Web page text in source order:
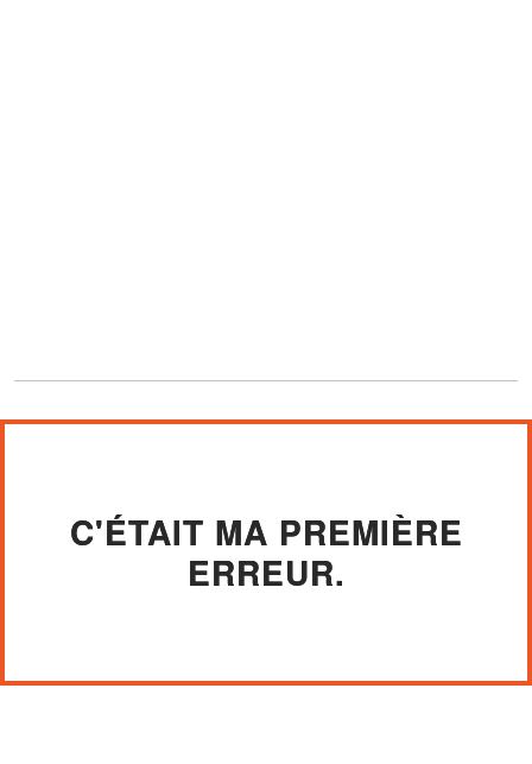
C'ÉTAIT MA PREMIÈRE
ERREUR.